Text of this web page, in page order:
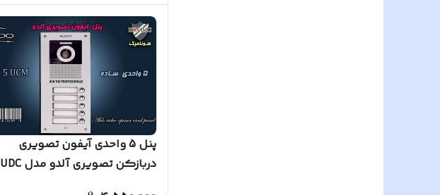
پنل 5 واحدی آیفون تصویری
دربازکن تصویری آلدو مدل UDC